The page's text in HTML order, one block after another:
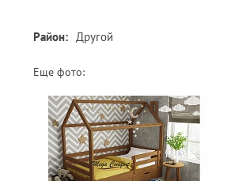
Район: Другой
Еще фото: